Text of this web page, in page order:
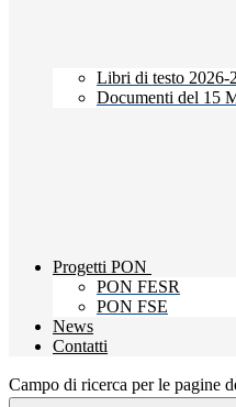
Libri di testo 2026-
Documenti del 15
Progetti PON
PON FESR
PON FSE
News
Contatti
Campo di ricerca per le pagine